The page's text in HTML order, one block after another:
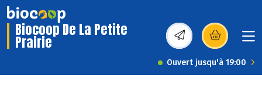
Biocoop De La Petite
Prairie (s’ouvre dans une
Ouvert jusqu'à 19:00